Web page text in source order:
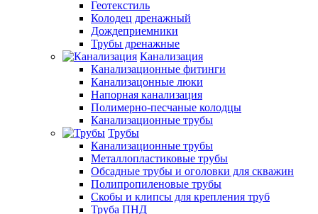
Геотекстиль
Колодец дренажный
Дождеприемники
Трубы дренажные
Канализация
Канализационные фитинги
Канализацонные люки
Напорная канализация
Полимерно-песчаные колодцы
Канализационные трубы
Трубы
Канализационные трубы
Металлопластиковые трубы
Обсадные трубы и оголовки для скважин
Полипропиленовые трубы
Скобы и клипсы для крепления труб
Труба ПНД